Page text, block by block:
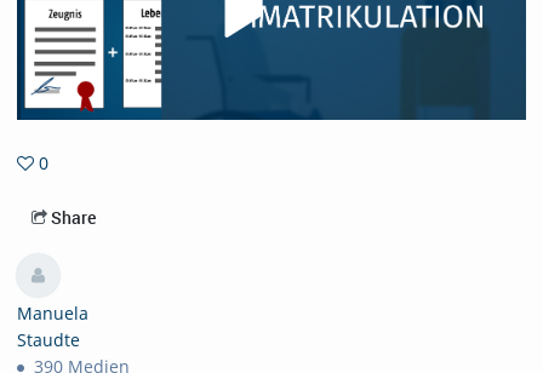
0
Share
Manuela
Staudte
390 Medien